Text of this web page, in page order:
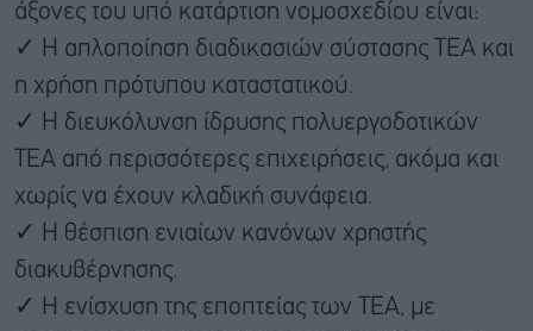
άξονες του υπό κατάρτιση νομοσχεδίου είναι:
✓ Η απλοποίηση διαδικασιών σύστασης ΤΕΑ και
η χρήση πρότυπου καταστατικού.
✓ Η διευκόλυνση ίδρυσης πολυεργοδοτικών
ΤΕΑ από περισσότερες επιχειρήσεις, ακόμα και
χωρίς να έχουν κλαδική συνάφεια.
✓ Η θέσπιση ενιαίων κανόνων χρηστής
διακυβέρνησης.
✓ Η ενίσχυση της εποπτείας των ΤΕΑ, με